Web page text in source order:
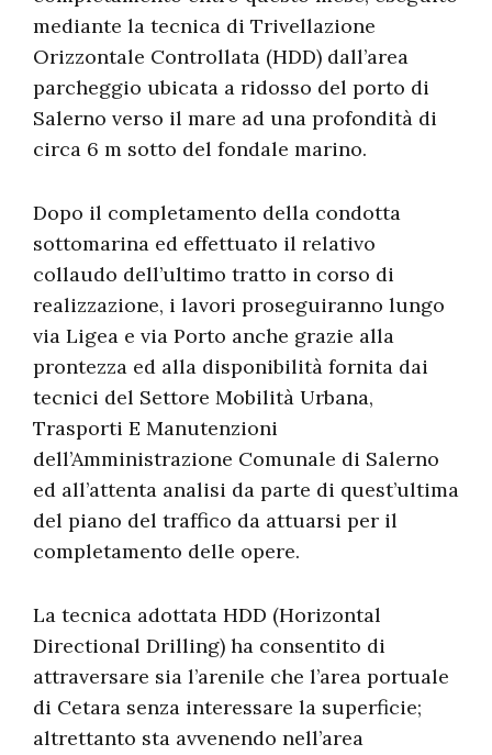
mediante la tecnica di Trivellazione
Orizzontale Controllata (HDD) dall’area
parcheggio ubicata a ridosso del porto di
Salerno verso il mare ad una profondità di
circa 6 m sotto del fondale marino.
Dopo il completamento della condotta
sottomarina ed effettuato il relativo
collaudo dell’ultimo tratto in corso di
realizzazione, i lavori proseguiranno lungo
via Ligea e via Porto anche grazie alla
prontezza ed alla disponibilità fornita dai
tecnici del Settore Mobilità Urbana,
Trasporti E Manutenzioni
dell’Amministrazione Comunale di Salerno
ed all’attenta analisi da parte di quest’ultima
del piano del traffico da attuarsi per il
completamento delle opere.
La tecnica adottata HDD (Horizontal
Directional Drilling) ha consentito di
attraversare sia l’arenile che l’area portuale
di Cetara senza interessare la superficie;
altrettanto sta avvenendo nell’area